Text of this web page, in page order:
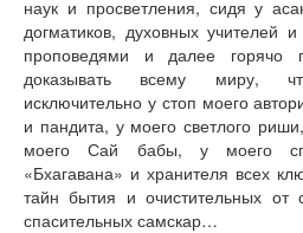
наук и просветления, сидя у
догматиков, духовных учителей
проповедями и далее горячо
доказывать всему миру,
исключительно у стоп моего
и пандита, у моего светлого
моего Сай бабы, у моего
«Бхагавана» и хранителя всех
тайн бытия и очистительных
спасительных самскар…